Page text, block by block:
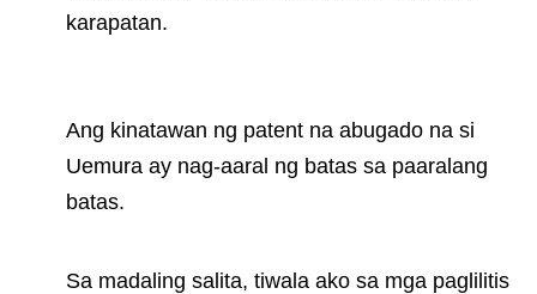
karapatan.
Ang kinatawan ng patent na abugado na si
Uemura ay nag-aaral ng batas sa paaralang
batas.
Sa madaling salita, tiwala ako sa mga paglilitis